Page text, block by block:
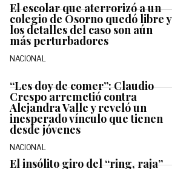
El escolar que aterrorizó a un
colegio de Osorno quedó libre y
los detalles del caso son aún
más perturbadores
NACIONAL
“Les doy de comer”: Claudio
Crespo arremetió contra
Alejandra Valle y reveló un
inesperado vínculo que tienen
desde jóvenes
NACIONAL
El insólito giro del “ring, raja”